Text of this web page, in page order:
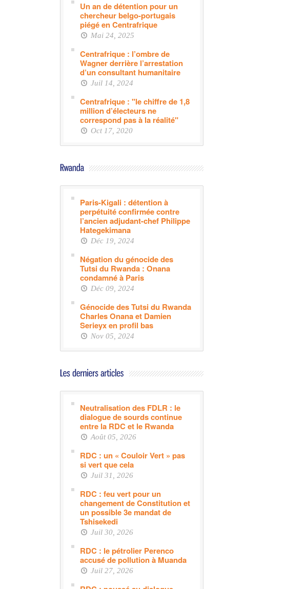
Un an de détention pour un
chercheur belgo-portugais
piégé en Centrafrique
Mai 24, 2025
Centrafrique : l’ombre de
Wagner derrière l’arrestation
d’un consultant humanitaire
Juil 14, 2024
Centrafrique : "le chiffre de 1,8
million d’électeurs ne
correspond pas à la réalité"
Oct 17, 2020
Paris-Kigali : détention à
perpétuité confirmée contre
l’ancien adjudant-chef Philippe
Hategekimana
Déc 19, 2024
Négation du génocide des
Tutsi du Rwanda : Onana
condamné à Paris
Déc 09, 2024
Génocide des Tutsi du Rwanda
Charles Onana et Damien
Serieyx en profil bas
Nov 05, 2024
Neutralisation des FDLR : le
dialogue de sourds continue
entre la RDC et le Rwanda
Août 05, 2026
RDC : un « Couloir Vert » pas
si vert que cela
Juil 31, 2026
RDC : feu vert pour un
changement de Constitution et
un possible 3e mandat de
Tshisekedi
Juil 30, 2026
RDC : le pétrolier Perenco
accusé de pollution à Muanda
Juil 27, 2026